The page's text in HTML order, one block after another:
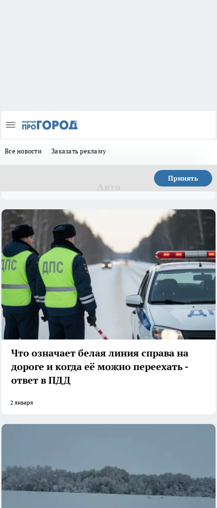
Все новости Заказать рекламу
Принять
Что означает белая линия справа на
дороге и когда её можно переехать -
ответ в ПДД
2 января